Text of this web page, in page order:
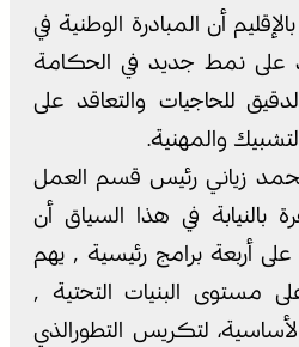
أن المبادرة الوطنية في
على نمط جديد في الحكامة
للحاجيات والتعاقد على
والمهنية.
زياني رئيس قسم العمل
بالنيابة في هذا السياق أن
المرحلة الثالثة سترتكز على أربعة برامج رئيسية ٬ يهم
أولها تدارك الخصاص على مستوى البنيات التحتية ٬
لتكريس التطورالذي